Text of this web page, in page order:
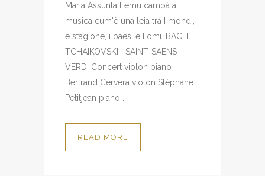
Maria Assunta Femu campà a
musica cum'è una leia trà I mondi,
e stagione, i paesi è l'omi. BACH
TCHAIKOVSKI SAINT-SAENS
VERDI Concert violon piano
Bertrand Cervera violon Stéphane
Petitjean piano ...
READ MORE